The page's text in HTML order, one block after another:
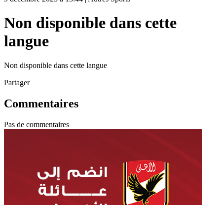
Non disponible dans cette
langue
Non disponible dans cette langue
Partager
Commentaires
Pas de commentaires